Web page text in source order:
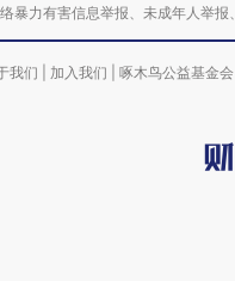
暴力有害信息举报、未成年人
我们 加入我们 啄木鸟公益基金会